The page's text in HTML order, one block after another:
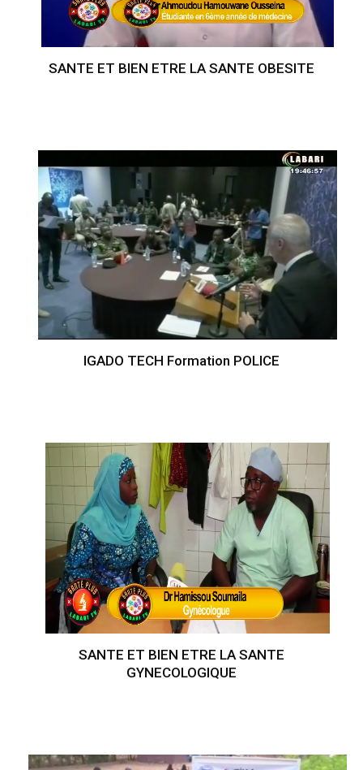
SANTE ET BIEN ETRE LA SANTE OBESITE
IGADO TECH Formation POLICE
SANTE ET BIEN ETRE LA SANTE
GYNECOLOGIQUE